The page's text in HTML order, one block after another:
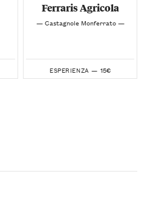
Ferraris Agricola
— Castagnole Monferrato —
ESPERIENZA — 15€